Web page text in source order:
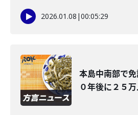
2026.01.08 |00:05:29
本島中南部で
０年後に２５